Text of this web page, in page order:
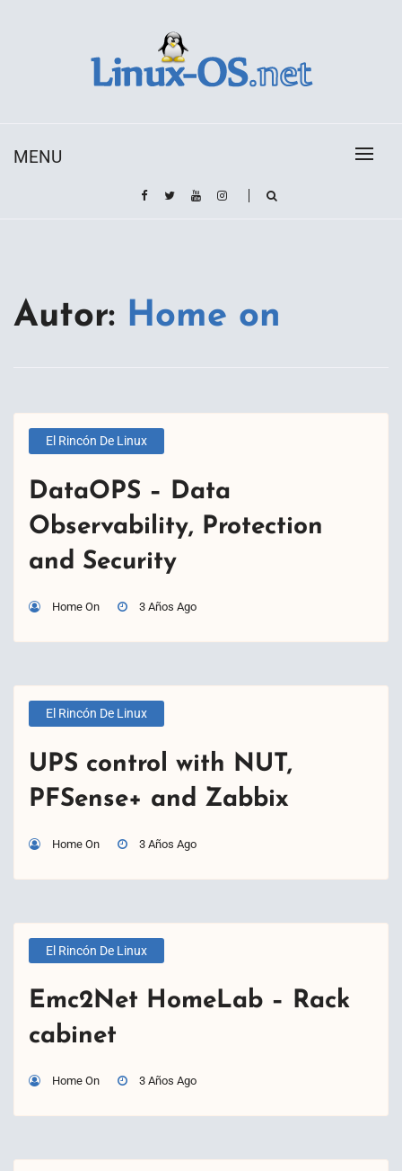
MENU
Autor: Home on
El Rincón De Linux
DataOPS – Data
Observability, Protection
and Security
Home On 3 Años Ago
El Rincón De Linux
UPS control with NUT,
PFSense+ and Zabbix
Home On 3 Años Ago
El Rincón De Linux
Emc2Net HomeLab – Rack
cabinet
Home On 3 Años Ago